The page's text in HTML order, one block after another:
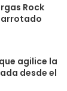
Rock
agilice la
desde el